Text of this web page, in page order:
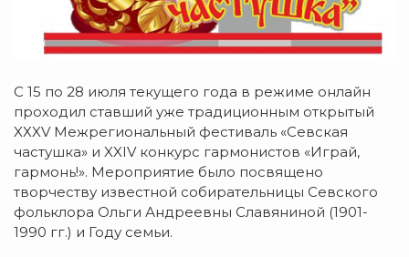
С 15 по 28 июля текущего года в режиме онлайн
проходил ставший уже традиционным открытый
XХXV Межрегиональный фестиваль «Севская
частушка» и XXIV конкурс гармонистов «Играй,
гармонь!». Мероприятие было посвящено
творчеству известной собирательницы Севского
фольклора Ольги Андреевны Славяниной (1901-
1990 гг.) и Году семьи.